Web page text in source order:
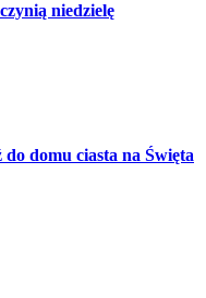
niedzielę
domu ciasta na Święta